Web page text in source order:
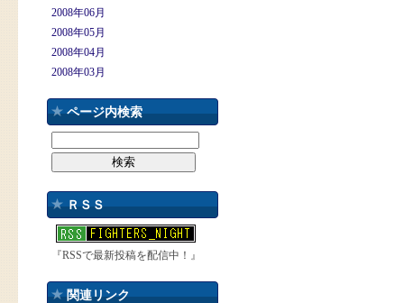
2008年06月
2008年05月
2008年04月
2008年03月
ページ内検索
ＲＳＳ
『RSSで最新投稿を配信中！』
関連リンク